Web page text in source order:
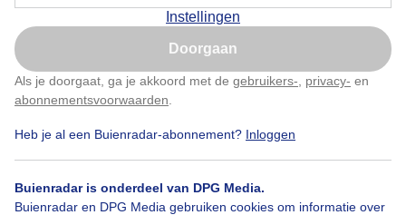
Instellingen
Doorgaan
Als je doorgaat, ga je akkoord met de gebruikers- privacy- en
abonnementsvoorwaarden
Heb je al een Buienradar-abonnement? Inloggen
Buienradar is onderdeel van DPG Media.
Buienradar en DPG Media gebruiken cookies om informatie over
Door: Jos Hendriks Gemaakt: 31-03-2026, 50x bekeken
Bermbloeiers Lente
Nu niet, misschien later
Klik hierom dit aan te passen